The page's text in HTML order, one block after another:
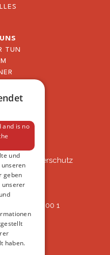
TUN
Auslandtierschutz
13b
8786 7200 1
66 25
and is no
und
geben
unserer
haben.